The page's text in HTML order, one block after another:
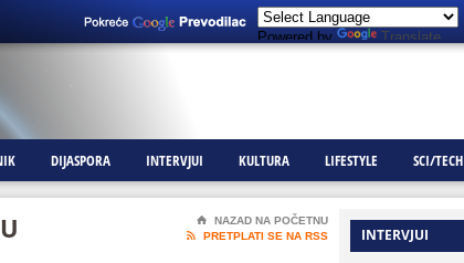
Powered by Translate
DIJASPORA INTERVJUI KULTURA LIFESTYLE SCI/TECH
⌂
NAZAD NA POČETNU

PRETPLATI SE NA RSS INTERVJUI